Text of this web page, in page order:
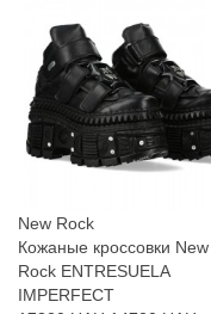
New Rock
Кожаные кроссовки New
Rock ENTRESUELA
IMPERFECT